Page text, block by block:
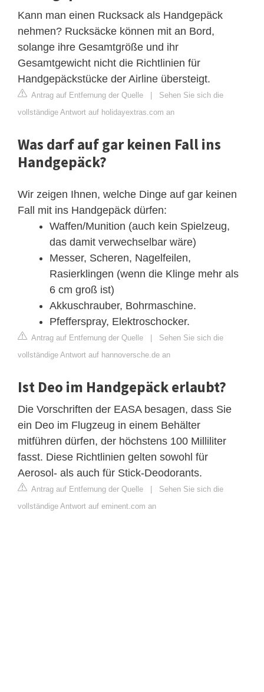
Kann man einen Rucksack als Handgepäck
nehmen? Rucksäcke können mit an Bord,
solange ihre Gesamtgröße und ihr
Gesamtgewicht nicht die Richtlinien für
Handgepäckstücke der Airline übersteigt.
Antrag auf Entfernung der Quelle | Sehen Sie sich die
vollständige Antwort auf holidayextras.com an
Was darf auf gar keinen Fall ins
Handgepäck?
Wir zeigen Ihnen, welche Dinge auf gar keinen
Fall mit ins Handgepäck dürfen:
Waffen/Munition (auch kein Spielzeug,
das damit verwechselbar wäre)
Messer, Scheren, Nagelfeilen,
Rasierklingen (wenn die Klinge mehr als
6 cm groß ist)
Akkuschrauber, Bohrmaschine.
Pfefferspray, Elektroschocker.
Antrag auf Entfernung der Quelle | Sehen Sie sich die
vollständige Antwort auf hannoversche.de an
Ist Deo im Handgepäck erlaubt?
Die Vorschriften der EASA besagen, dass Sie
ein Deo im Flugzeug in einem Behälter
mitführen dürfen, der höchstens 100 Milliliter
fasst. Diese Richtlinien gelten sowohl für
Aerosol- als auch für Stick-Deodorants.
Antrag auf Entfernung der Quelle | Sehen Sie sich die
vollständige Antwort auf eminent.com an